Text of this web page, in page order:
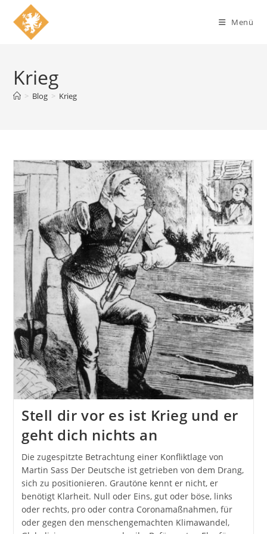
Inhalt
springen
Menü
Krieg
> Blog > Krieg
Stell dir vor es ist Krieg und er
geht dich nichts an
Die zugespitzte Betrachtung einer Konfliktlage von
Martin Sass Der Deutsche ist getrieben von dem Drang,
sich zu positionieren. Grautöne kennt er nicht, er
benötigt Klarheit. Null oder Eins, gut oder böse, links
oder rechts, pro oder contra Coronamaßnahmen, für
oder gegen den menschengemachten Klimawandel,